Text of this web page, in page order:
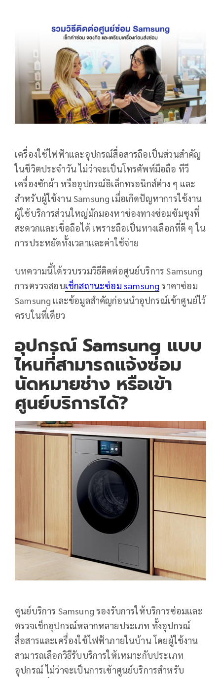
เครื่องใช้ไฟฟ้าและอุปกรณ์สื่อสารถือเป็นส่วนสำคัญ
ในชีวิตประจำวัน ไม่ว่าจะเป็นโทรศัพท์มือถือ ทีวี
เครื่องซักผ้า หรืออุปกรณ์อิเล็กทรอนิกส์ต่าง ๆ และ
สำหรับผู้ใช้งาน Samsung เมื่อเกิดปัญหาการใช้งาน
ผู้ใช้บริการส่วนใหญ่มักมองหาช่องทางซ่อมซัมซุงที่
สะดวกและเชื่อถือได้ เพราะถือเป็นทางเลือกที่ดี ๆ ใน
การประหยัดทั้งเวลาและค่าใช้จ่าย
บทความนี้ได้รวบรวมวิธีติดต่อศูนย์บริการ Samsung
การตรวจสอบเช็กสถานะซ่อม samsung ราคาซ่อม
Samsung และข้อมูลสำคัญก่อนนำอุปกรณ์เข้าศูนย์ไว้
ครบในที่เดียว
อุปกรณ์ Samsung แบบ
ไหนที่สามารถแจ้งซ่อม
นัดหมายช่าง หรือเข้า
ศูนย์บริการได้?
ศูนย์บริการ Samsung รองรับการให้บริการซ่อมและ
ตรวจเช็กอุปกรณ์หลากหลายประเภท ทั้งอุปกรณ์
สื่อสารและเครื่องใช้ไฟฟ้าภายในบ้าน โดยผู้ใช้งาน
สามารถเลือกวิธีรับบริการให้เหมาะกับประเภท
อุปกรณ์ ไม่ว่าจะเป็นการเข้าศูนย์บริการสำหรับ